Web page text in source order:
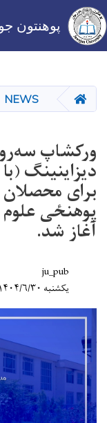
پوهنتون
HOME
NEWS
ورکشاپ
دیزاینینگ (با
برای محصلان
پوهنځی
آغاز شد.
ju_pub
یکشنبه ۱۴۰۴/۶/۳۰ - ۱۵:۳۹